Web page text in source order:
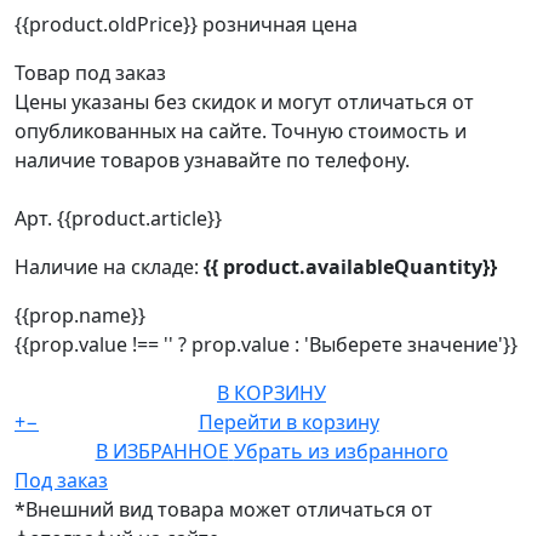
{{product.oldPrice}} розничная цена
Товар под заказ
Цены указаны без скидок и могут отличаться от
опубликованных на сайте. Точную стоимость и
наличие товаров узнавайте по телефону.
Арт. {{product.article}}
Наличие на складе: {{ product.availableQuantity}}
{{prop.name}}
{{prop.value !== '' ? prop.value : 'Выберете значение'}}
В КОРЗИНУ
+−
Перейти в корзину
В ИЗБРАННОЕ Убрать из избранного
Под заказ
*Внешний вид товара может отличаться от